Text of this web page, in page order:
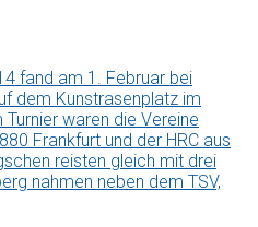
fand am 1. Februar bei
dem Kunstrasenplatz im
waren die Vereine
Frankfurt und der HRC aus
reisten gleich mit drei
nahmen neben dem TSV,